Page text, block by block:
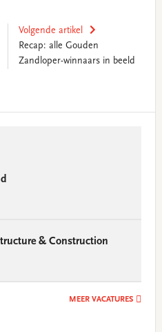
Volgende artikel
Recap: alle Gouden
Zandloper-winnaars in beeld
& Construction
MEER VACATURES